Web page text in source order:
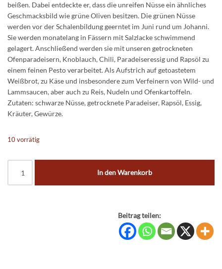
beißen. Dabei entdeckte er, dass die unreifen Nüsse ein ähnliches
Geschmacksbild wie grüne Oliven besitzen. Die grünen Nüsse
werden vor der Schalenbildung geerntet im Juni rund um Johanni.
Sie werden monatelang in Fässern mit Salzlacke schwimmend
gelagert. Anschließend werden sie mit unseren getrockneten
Ofenparadeisern, Knoblauch, Chili, Paradeiseressig und Rapsöl zu
einem feinen Pesto verarbeitet. Als Aufstrich auf getoastetem
Weißbrot, zu Käse und insbesondere zum Verfeinern von Wild- und
Lammsaucen, aber auch zu Reis, Nudeln und Ofenkartoffeln.
Zutaten: schwarze Nüsse, getrocknete Paradeiser, Rapsöl, Essig,
Kräuter, Gewürze.
10 vorrätig
In den Warenkorb
Beitrag teilen: